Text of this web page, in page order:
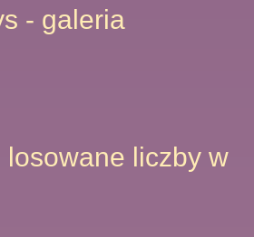
- galeria
losowane liczby w